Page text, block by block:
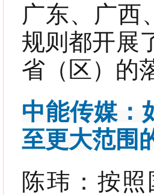
广东、广西
规则都开展
省（区）的
中能传媒：
至更大范围
陈玮： 按照